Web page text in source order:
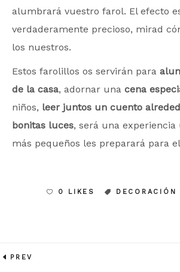
alumbrará vuestro farol. El efecto
verdaderamente precioso, mirad
los nuestros.
Estos farolillos os servirán para
de la casa, adornar una cena
niños, leer juntos un cuento
bonitas luces, será una experiencia
más pequeños les preparará para
0 LIKES DECORACIÓN
PREV